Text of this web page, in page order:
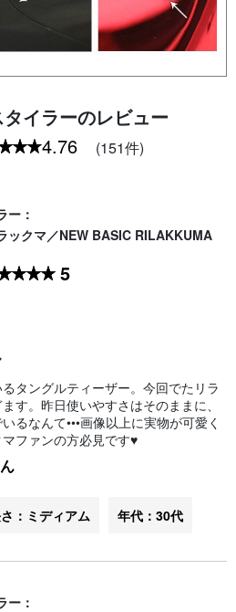
イラーのレビュー
4.76 (151件)
ー：
ックマ／NEW BASIC RILAKKUMA
5
タングルティーザー。今回でたリラ
す。昨日使いやすさはそのままに、
るなんて•••画像以上に実物が可愛く
ファンの方必見です♥️
：ミディアム 年代：30代
ー：